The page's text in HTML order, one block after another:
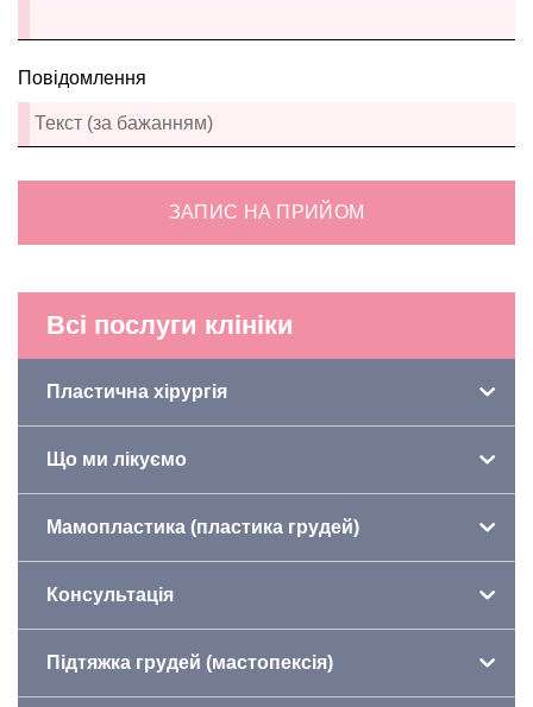
Всі послуги клініки
Пластична хірургія
Що ми лікуємо
Мамопластика (пластика грудей)
Консультація
Підтяжка грудей (мастопексія)
Повідомлення
ЗАПИС НА ПРИЙОМ